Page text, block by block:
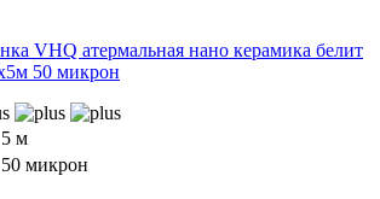
VHQ атермальная нано керамика белит
50 микрон
5 м
50 микрон